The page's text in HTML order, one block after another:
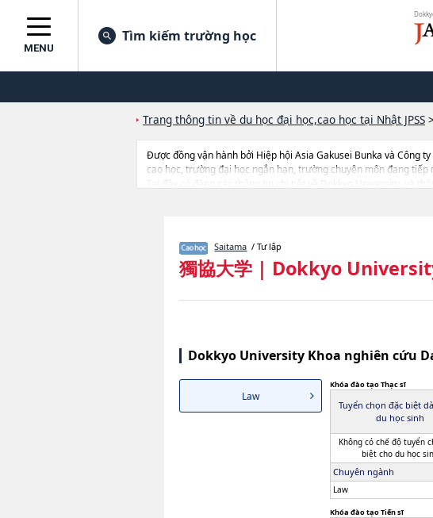
MENU
Tìm kiếm trường học
Trang thông tin về du học đại học,cao học tại Nhật JPSS >
Được đồng vận hành bởi Hiệp hội Asia Gakusei Bunka và Công
cao học, trường đại học ngắn hạn, trường chuyên môn đang tiếp
Tại đây có đăng các thông tin chi tiết về Dokkyo University, và
Saitama / Tư lập
獨協大学 | Dokkyo
Dokkyo University Khoa nghiên cứu
Law
Khóa đào tạo Thạc sĩ
Tuyển chọn đặc biệt
du học sinh
Không có chế độ tuyển
biệt cho du học
Chuyên ngành
Law
Khóa đào tạo Tiến sĩ